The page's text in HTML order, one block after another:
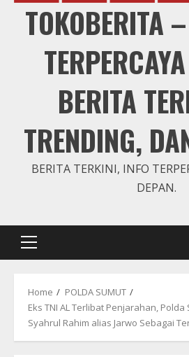
TOKOBERITA
BERITA
TRENDING,
BERITA TERKINI, INFO
DEPAN.
Primary
Home
POLDA SUMUT
Eks TNI AL Terlibat Penjarahan,
Syahrul Rahim alias Jarwo Sebagai